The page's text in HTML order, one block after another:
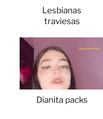
Lesbianas
traviesas
Dianita packs